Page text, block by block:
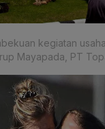
kegiatan
Mayapada, PT